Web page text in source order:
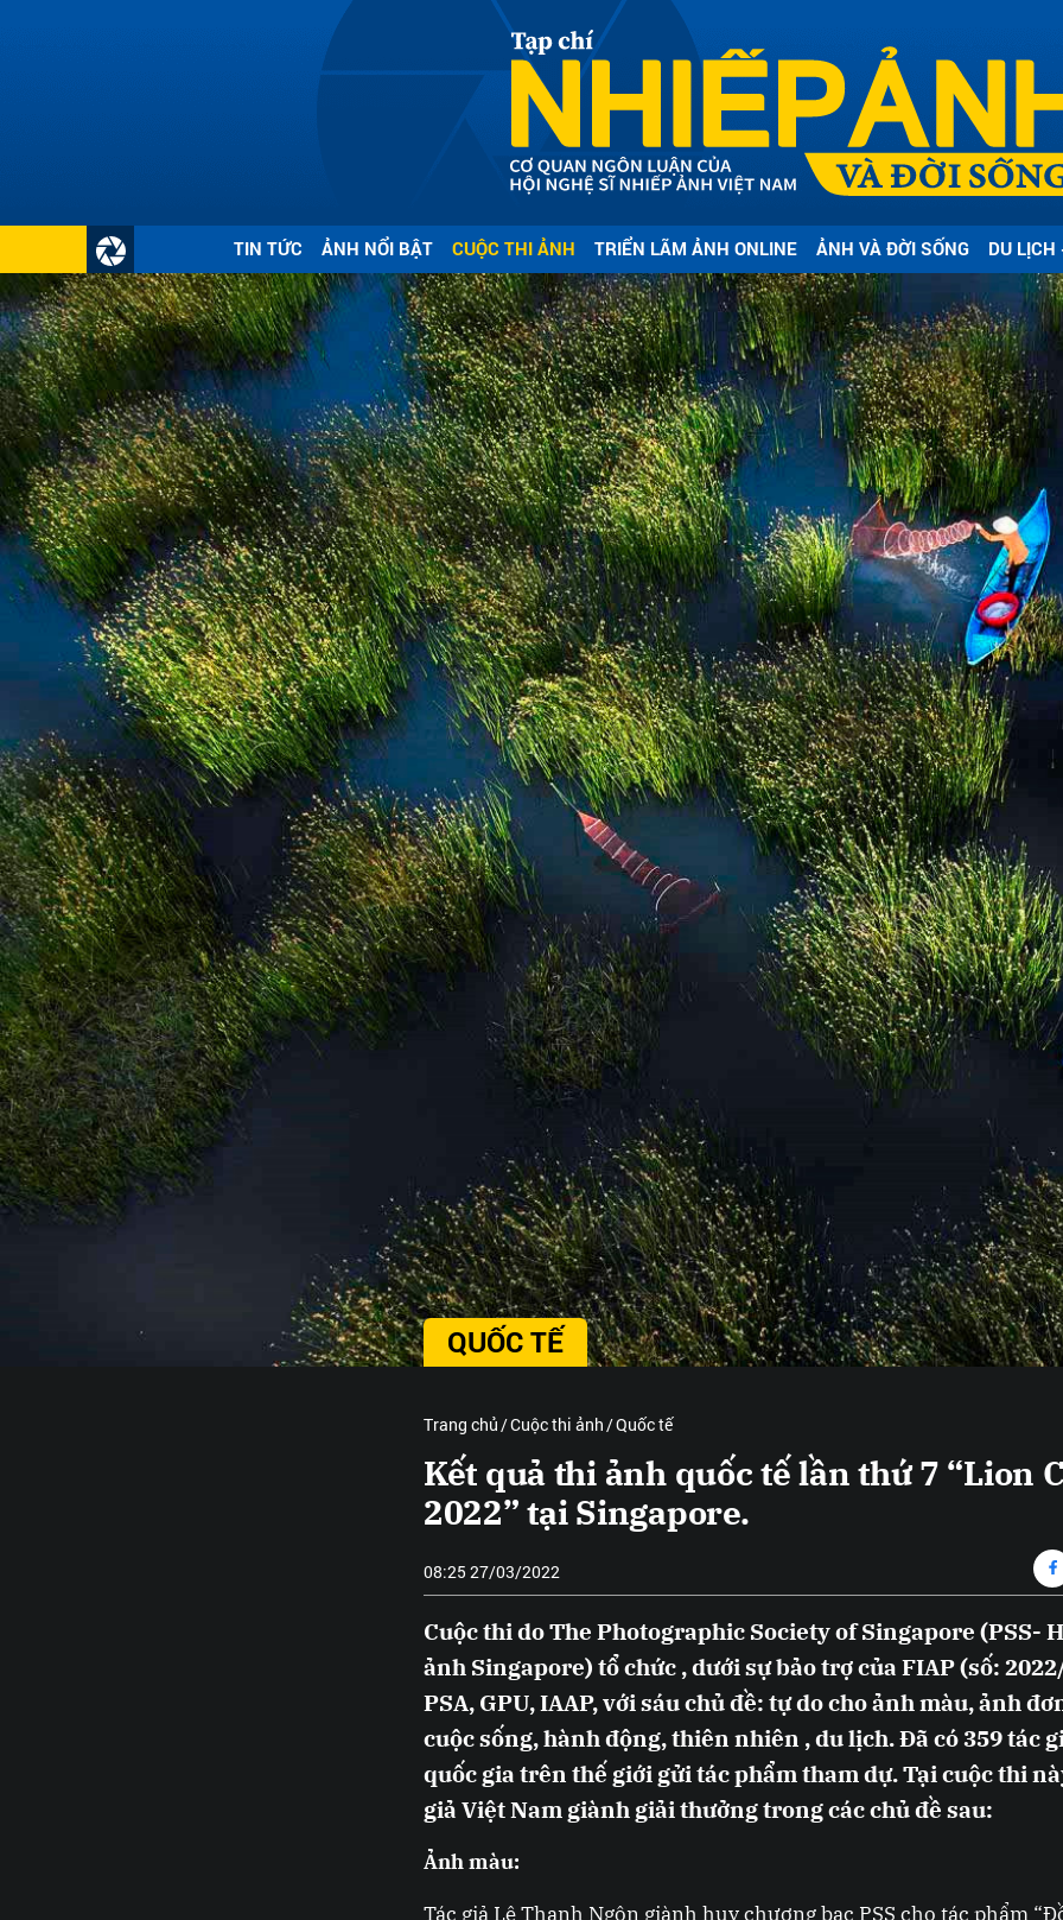
TIN TỨC ẢNH NỔI BẬT CUỘC THI ẢNH TRIỂN LÃM ẢNH ONLINE ẢNH VÀ ĐỜI SỐNG DU
QUỐC TẾ
Trang chủ Cuộc thi ảnh Quốc tế
Kết quả thi ảnh quốc tế lần thứ 7 “Lion
2022” tại Singapore.
08:25 27/03/2022
Cuộc thi do The Photographic Society of Singapore (PSS-
ảnh Singapore) tổ chức , dưới sự bảo trợ của FIAP (số:
PSA, GPU, IAAP, với sáu chủ đề: tự do cho ảnh màu, ảnh
cuộc sống, hành động, thiên nhiên , du lịch. Đã có 359 tác
quốc gia trên thế giới gửi tác phẩm tham dự. Tại cuộc thi
giả Việt Nam giành giải thưởng trong các chủ đề sau:
Ảnh màu:
Tác giả Lê Thanh Ngôn giành huy chương bạc PSS cho tác phẩm
Gửi bình luận
Hủy